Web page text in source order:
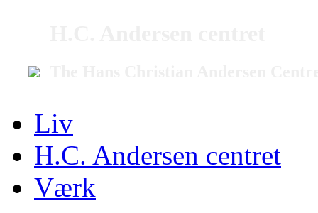
Liv
H.C. Andersen centret
Værk